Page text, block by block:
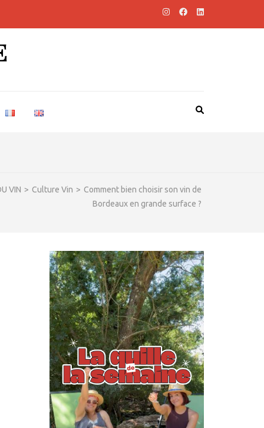
VIN > Culture Vin > Comment bien choisir son vin de
Bordeaux en grande surface ?